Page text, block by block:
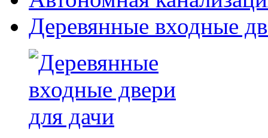
Деревянные входные